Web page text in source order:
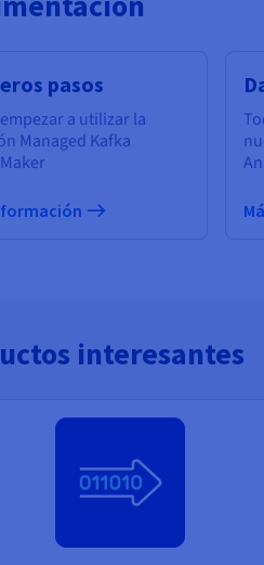
pasos
a utilizar la
Managed Kafka
interesantes